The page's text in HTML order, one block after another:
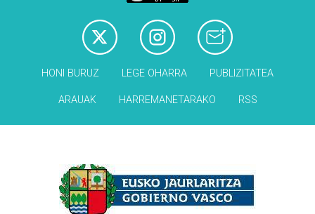
HONI BURUZ LEGE OHARRA PUBLIZITATEA
ARAUAK HARREMANETARAKO RSS